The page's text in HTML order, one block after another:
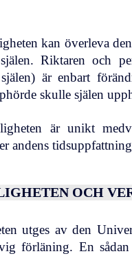
kan överleva
Riktaren och
är enbart
skulle själen
är unikt
andens
OCH
utges av den
förläning. En